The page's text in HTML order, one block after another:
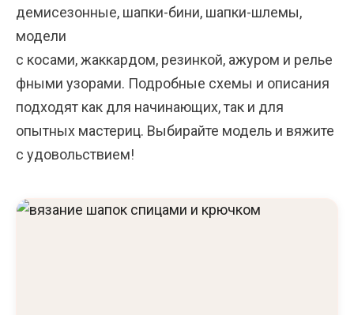
демисезонные, шапки-бини, шапки-шлемы,
модели
с косами,жаккардом, резинкой, ажуром и релье
фными узорами. Подробные схемы и описания
подходят как для начинающих, так и для
опытных мастериц. Выбирайте модель и вяжите
с удовольствием!